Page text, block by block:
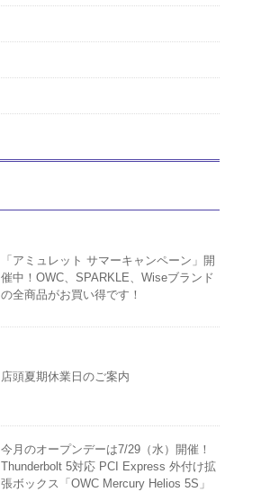
「アミュレット サマーキャンペーン」開
催中！OWC、SPARKLE、Wiseブランド
の全商品がお買い得です！
店頭夏期休業日のご案内
今月のオープンデーは7/29（水）開催！
Thunderbolt 5対応 PCI Express 外付け拡
張ボックス「OWC Mercury Helios 5S」